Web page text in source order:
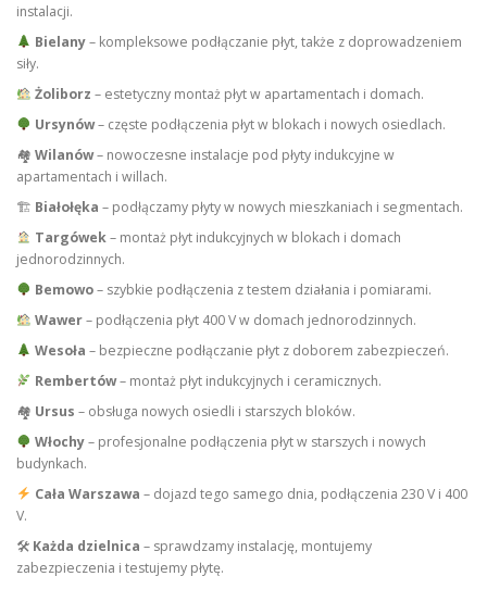
instalacji.
Bielany– kompleksowe podłączanie płyt, także z doprowadzeniem
siły.
Żoliborz – estetyczny montaż płyt w apartamentach i domach.
Ursynów– częste podłączenia płyt w blokach i nowych osiedlach.
🏘 Wilanów– nowoczesne instalacje pod płyty indukcyjne w
apartamentach i willach.
🏗 Białołęka – podłączamy płyty w nowych mieszkaniach i segmentach.
Targówek– montaż płyt indukcyjnych w blokach i domach
jednorodzinnych.
Bemowo– szybkie podłączenia z testem działania i pomiarami.
Wawer– podłączenia płyt 400 V w domach jednorodzinnych.
Wesoła – bezpieczne podłączanie płyt z doborem zabezpieczeń.
Rembertów– montaż płyt indukcyjnych i ceramicznych.
🏘 Ursus – obsługa nowych osiedli i starszych bloków.
Włochy– profesjonalne podłączenia płyt w starszych i nowych
budynkach.
Cała Warszawa – dojazd tego samego dnia, podłączenia 230 V i 400
V.
🛠 Każda dzielnica – sprawdzamy instalację, montujemy
zabezpieczenia i testujemy płytę.